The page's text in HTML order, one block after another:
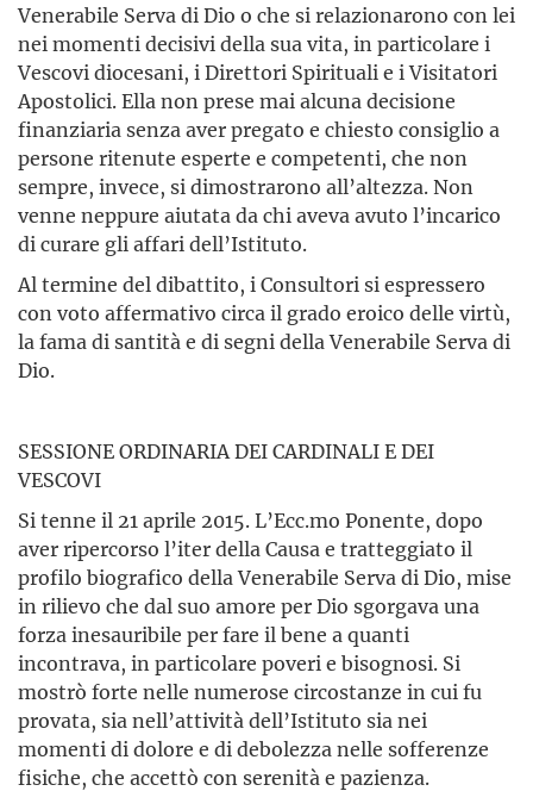
Venerabile Serva di Dio o che si relazionarono con lei
nei momenti decisivi della sua vita, in particolare i
Vescovi diocesani, i Direttori Spirituali e i Visitatori
Apostolici. Ella non prese mai alcuna decisione
finanziaria senza aver pregato e chiesto consiglio a
persone ritenute esperte e competenti, che non
sempre, invece, si dimostrarono all’altezza. Non
venne neppure aiutata da chi aveva avuto l’incarico
di curare gli affari dell’Istituto.
Al termine del dibattito, i Consultori si espressero
con voto affermativo circa il grado eroico delle virtù,
la fama di santità e di segni della Venerabile Serva di
Dio.
SESSIONE ORDINARIA DEI CARDINALI E DEI
VESCOVI
Si tenne il 21 aprile 2015. L’Ecc.mo Ponente, dopo
aver ripercorso l’iter della Causa e tratteggiato il
profilo biografico della Venerabile Serva di Dio, mise
in rilievo che dal suo amore per Dio sgorgava una
forza inesauribile per fare il bene a quanti
incontrava, in particolare poveri e bisognosi. Si
mostrò forte nelle numerose circostanze in cui fu
provata, sia nell’attività dell’Istituto sia nei
momenti di dolore e di debolezza nelle sofferenze
fisiche, che accettò con serenità e pazienza.